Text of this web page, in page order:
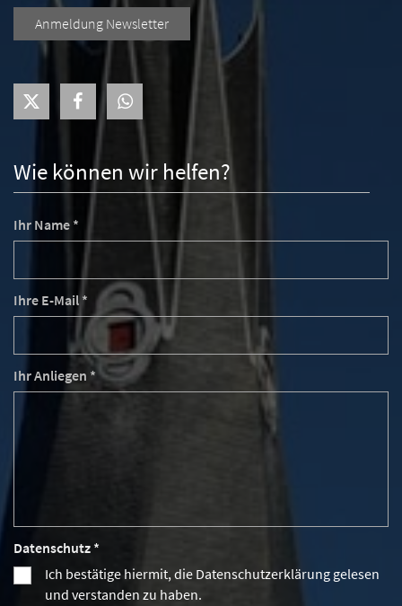
Wie können wir helfen?
Ihr Name *
Ihre E-Mail *
Ihr Anliegen *
Datenschutz *
Ich bestätige hiermit, die Datenschutzerklärung gelesen
und verstanden zu haben.
Anmeldung Newsletter